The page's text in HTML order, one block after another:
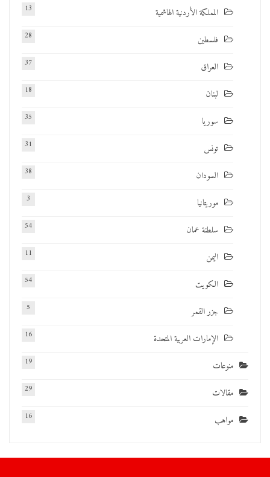
المملكة الأردنية الهاشمية 13
فلسطين 28
العراق 37
لبنان 18
سوريا 35
تونس 31
السودان 38
موريتانيا 3
سلطنة عمان 54
اليمن 11
الكويت 54
جزر القمر 5
الإمارات العربية المتحدة 16
منوعات 19
مقالات 29
مواهب 16